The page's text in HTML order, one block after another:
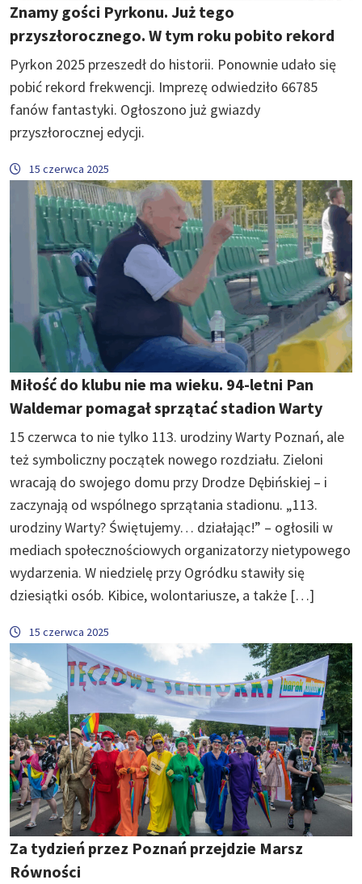
Znamy gości Pyrkonu. Już tego
przyszłorocznego. W tym roku pobito rekord
Pyrkon 2025 przeszedł do historii. Ponownie udało się
pobić rekord frekwencji. Imprezę odwiedziło 66785
fanów fantastyki. Ogłoszono już gwiazdy
przyszłorocznej edycji.
15 czerwca 2025
Miłość do klubu nie ma wieku. 94-letni Pan
Waldemar pomagał sprzątać stadion Warty
15 czerwca to nie tylko 113. urodziny Warty Poznań, ale
też symboliczny początek nowego rozdziału. Zieloni
wracają do swojego domu przy Drodze Dębińskiej – i
zaczynają od wspólnego sprzątania stadionu. „113.
urodziny Warty? Świętujemy… działając!” – ogłosili w
mediach społecznościowych organizatorzy nietypowego
wydarzenia. W niedzielę przy Ogródku stawiły się
dziesiątki osób. Kibice, wolontariusze, a także […]
15 czerwca 2025
Za tydzień przez Poznań przejdzie Marsz
Równości